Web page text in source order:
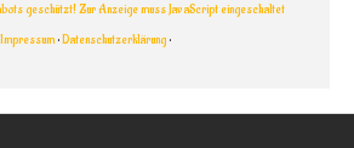
geschützt! Zur Anzeige muss JavaScript eingeschaltet
Impressum•Datenschutzerklärung•